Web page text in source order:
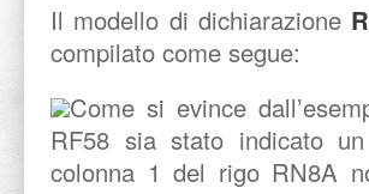
Il modello di dichiarazione
compilato come segue:
Come si evince
RF58 sia stato indicato
colonna 1 del rigo RN8A